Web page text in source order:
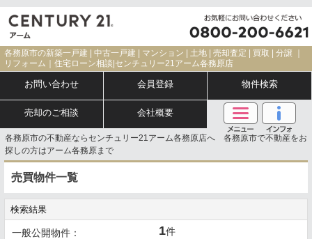
各務原市の新築一戸建 | 中古一戸建 | マンション | 土地 | 売却査定 | 買取 | 分譲 ｜
リフォーム｜住宅ローン相談|センチュリー21アーム各務原店
お問い合わせ 会員登録 物件検索
売却のご相談 会社概要
各務原市の不動産ならセンチュリー21アーム各務原店へ 各務原市で不動産をお
探しの方はアーム各務原まで
売買物件一覧
検索結果
一般公開物件： 1件